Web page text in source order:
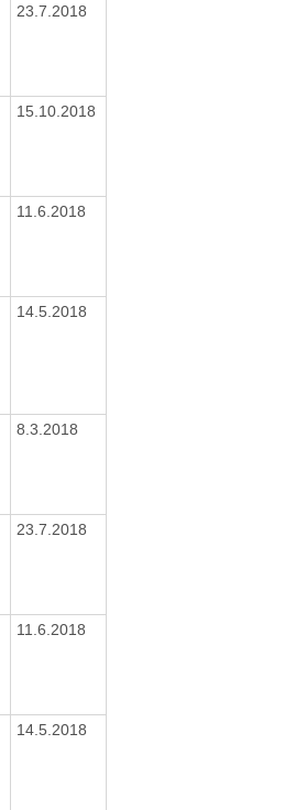
23.7.2018
15.10.2018
11.6.2018
14.5.2018
8.3.2018
23.7.2018
11.6.2018
14.5.2018